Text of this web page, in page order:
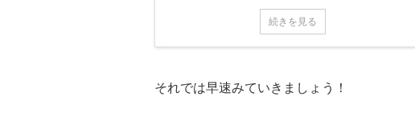
続きを見る
それでは早速みていきましょう！